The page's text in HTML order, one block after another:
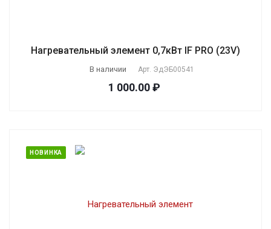
Нагревательный элемент 0,7кВт IF PRO (23V)
В наличии Арт. ЭдЭБ00541
1 000.00 ₽
НОВИНКА